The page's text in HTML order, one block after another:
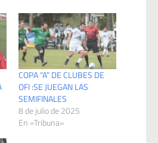
COPA “A” DE CLUBES DE
OFI :SE JUEGAN LAS
SEMIFINALES
8 de julio de 2025
En «Tribuna»